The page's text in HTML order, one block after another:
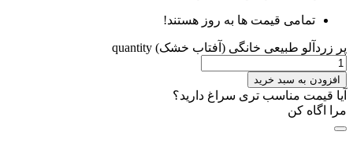
تمامی قیمت ها به روز هستند!
پر زردآلو طبیعی خانگی (آفتاب خشک) quantity
افزودن به سبد خرید
آیا قیمت مناسب تری سراغ دارید؟
مرا اگاه کن